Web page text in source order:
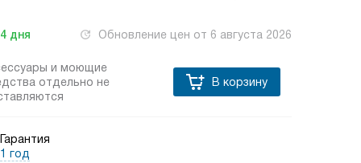
дня Обновление цен от 6 августа 2026
и моющие
отдельно не
В корзину
Гарантия
1 год